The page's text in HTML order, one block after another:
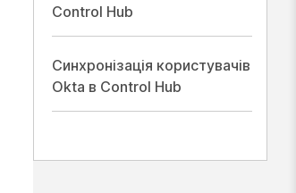
Control Hub
Синхронізація користувачів
Okta в Control Hub